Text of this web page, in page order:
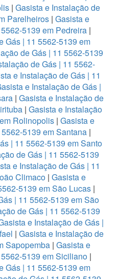
| Gasista e Instalação de
Parelheiros| Gasista e
5139 em Pedreira |
Gás | 11 5562-5139 em
de Gás | 11 5562-5139
de Gás | 11 5562-
e Instalação de Gás | 11
e Instalação de Gás |
| Gasista e Instalação de
| Gasista e Instalação
Rolinopolis | Gasista e
5139 em Santana|
| 11 5562-5139 em Santo
de Gás | 11 5562-5139
e Instalação de Gás | 11
Climaco| Gasista e
5139 em São Lucas|
| 11 5562-5139 em São
de Gás | 11 5562-5139
e Instalação de Gás |
| Gasista e Instalação de
Sapopemba | Gasista e
5139 em Siciliano|
Gás | 11 5562-5139 em